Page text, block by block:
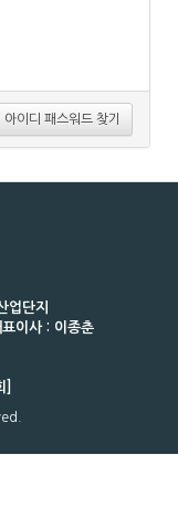
아이디 패스워드 찾기
업단지
표이사 : 이종춘